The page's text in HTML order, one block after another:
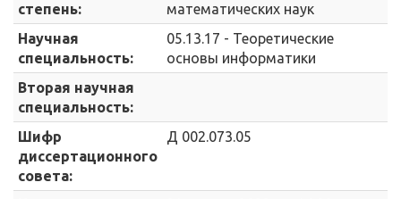
степень:
математических наук
Научная
специальность:
05.13.17 - Теоретические
основы информатики
Вторая научная
специальность:
Шифр
диссертационного
совета:
Д 002.073.05